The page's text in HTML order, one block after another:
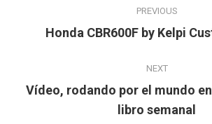
navigation
PREVIOUS
Previous
Honda CBR600F by Kelpi
NEXT
Next
post:
Vídeo, rodando por el mundo
libro semanal